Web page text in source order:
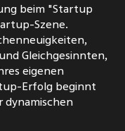
beim "Startup
Szene.
Gleichgesinnten,
eigenen
Erfolg beginnt
dynamischen